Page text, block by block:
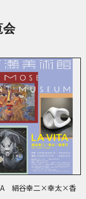
会
絹谷幸二×幸太×香